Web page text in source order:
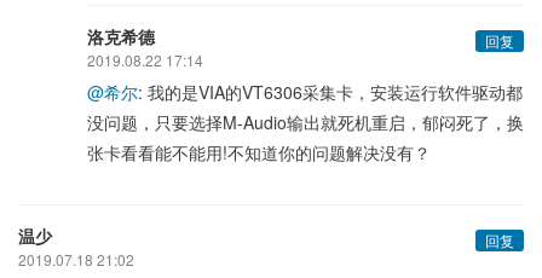
洛克希德
回复
2019.08.22 17:14
@希尔: 我的是VIA的VT6306采集卡，安装运行软件驱动都
没问题，只要选择M-Audio输出就死机重启，郁闷死了，换
张卡看看能不能用!不知道你的问题解决没有？
温少
回复
2019.07.18 21:02